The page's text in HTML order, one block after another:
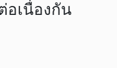
อเนื่องกัน